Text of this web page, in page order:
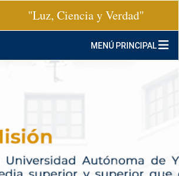
"Luz, Ciencia y Verdad"
MENÚ PRINCIPAL